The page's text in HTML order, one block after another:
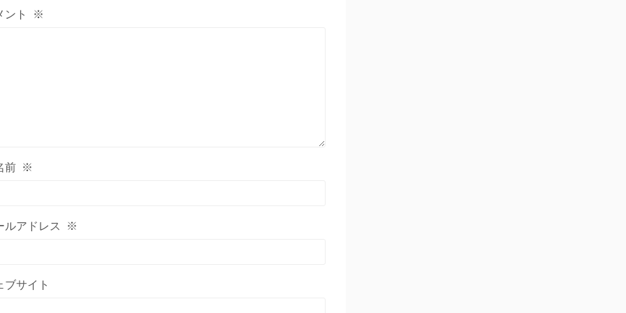
ント ※
前 ※
ルアドレス ※
ブサイト